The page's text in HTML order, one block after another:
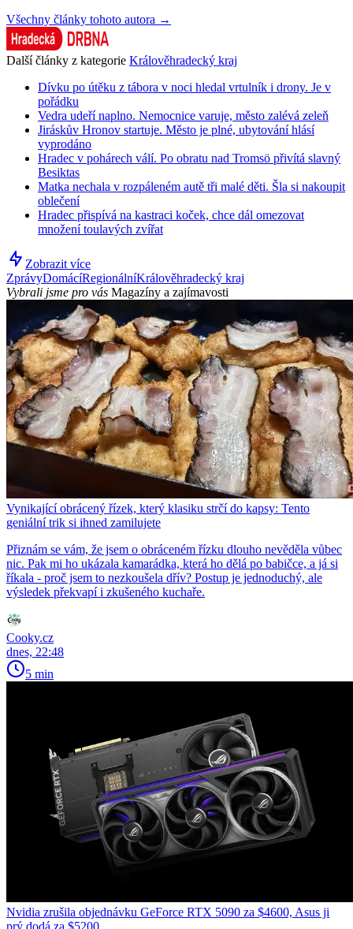
Všechny články tohoto autora →
Další články z kategorie Králověhradecký kraj
Dívku po útěku z tábora v noci hledal vrtulník i drony. Je v
pořádku
Vedra udeří naplno. Nemocnice varuje, město zalévá zeleň
Jiráskův Hronov startuje. Město je plné, ubytování hlásí
vyprodáno
Hradec v pohárech válí. Po obratu nad Tromsö přivítá slavný
Besiktas
Matka nechala v rozpáleném autě tři malé děti. Šla si nakoupit
oblečení
Hradec přispívá na kastraci koček, chce dál omezovat
množení toulavých zvířat
Zobrazit více
ZprávyDomácíRegionálníKrálověhradecký kraj
Vybrali jsme pro vás Magazíny a zajímavosti
Vynikající obrácený řízek, který klasiku strčí do kapsy: Tento
geniální trik si ihned zamilujete
Přiznám se vám, že jsem o obráceném řízku dlouho nevěděla vůbec
nic. Pak mi ho ukázala kamarádka, která ho dělá po babičce, a já si
říkala - proč jsem to nezkoušela dřív? Postup je jednoduchý, ale
výsledek překvapí i zkušeného kuchaře.
Cooky.cz
dnes, 22:48
5 min
Nvidia zrušila objednávku GeForce RTX 5090 za $4600, Asus ji
prý dodá za $5200